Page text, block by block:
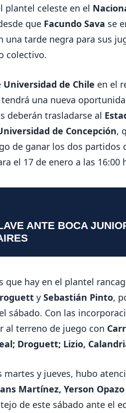
plantel celeste en el
que Facundo Sava se
una tarde negra para sus
colectivo.
Universidad de Chile en el
tendrá una nueva
deberán trasladarse al
de Concepción,
de ganar los dos partidos
el 17 de enero a las 16:00
ANTE BOCA
que hay en el plantel
y Sebastián Pinto,
sábado. Con las
al terreno de juego con
Droguett; Lizio,
y jueves, hubo
Martínez, Yerson Opazo
de este sábado ante el